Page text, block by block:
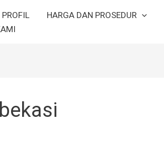
PROFIL HARGA DAN PROSEDUR